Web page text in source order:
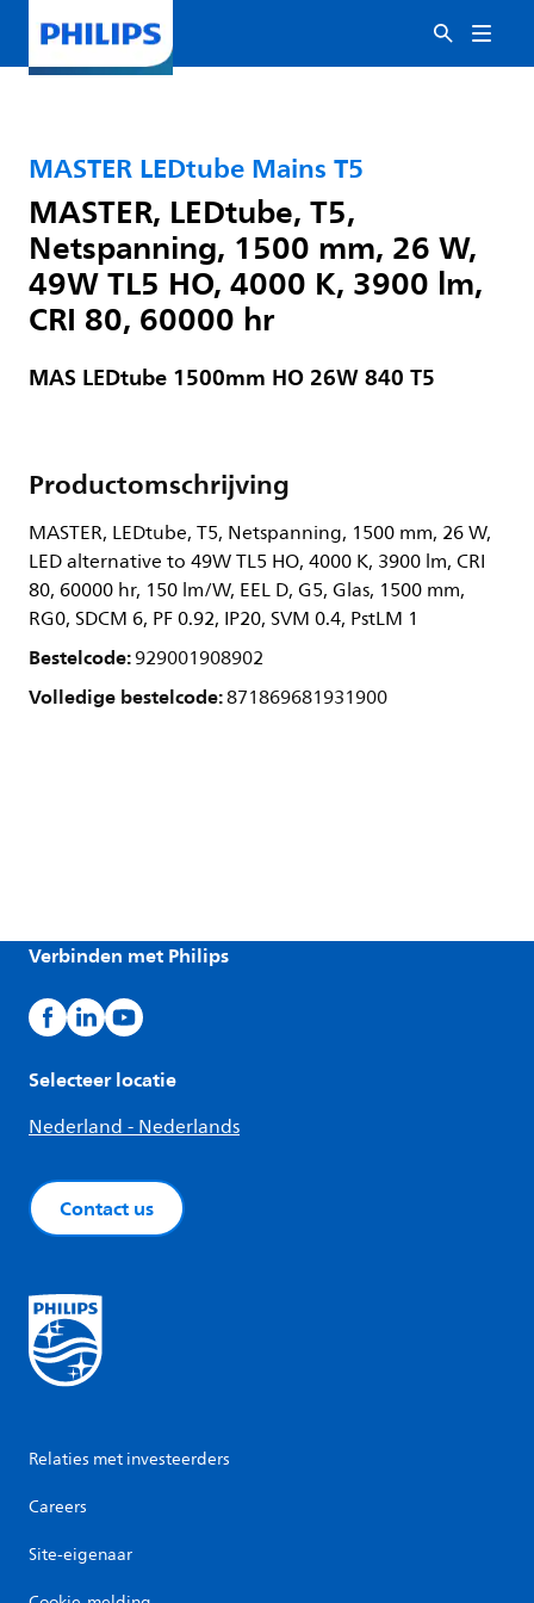
MASTER LEDtube Mains T5
MASTER, LEDtube, T5,
Netspanning, 1500 mm, 26 W,
49W TL5 HO, 4000 K, 3900 lm,
CRI 80, 60000 hr
MAS LEDtube 1500mm HO 26W 840 T5
Productomschrijving
MASTER, LEDtube, T5, Netspanning, 1500 mm, 26 W,
LED alternative to 49W TL5 HO, 4000 K, 3900 lm, CRI
80, 60000 hr, 150 lm/W, EEL D, G5, Glas, 1500 mm,
RG0, SDCM 6, PF 0.92, IP20, SVM 0.4, PstLM 1
Bestelcode:929001908902
Volledige bestelcode:871869681931900
Verbinden met Philips
Selecteer locatie
Nederland - Nederlands
Contact us
Relaties met investeerders
Careers
Site-eigenaar